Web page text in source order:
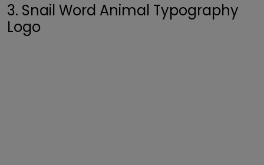
3. Snail Word Animal Typography
Logo